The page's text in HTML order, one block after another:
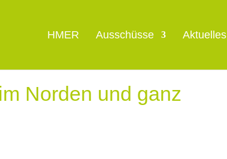
HMER Ausschüsse Aktuelles
Norden und ganz